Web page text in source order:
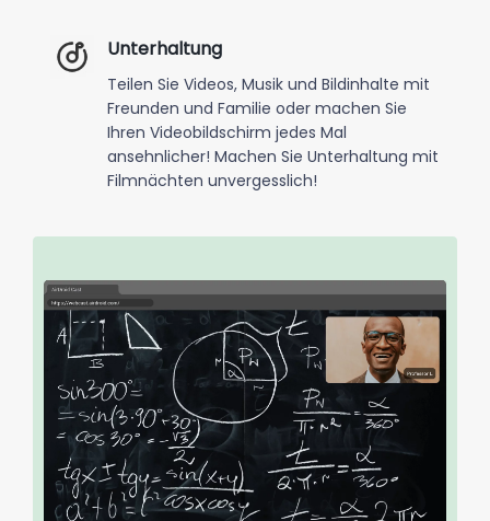
Unterhaltung
Teilen Sie Videos, Musik und Bildinhalte mit
Freunden und Familie oder machen Sie
Ihren Videobildschirm jedes Mal
ansehnlicher! Machen Sie Unterhaltung mit
Filmnächten unvergesslich!